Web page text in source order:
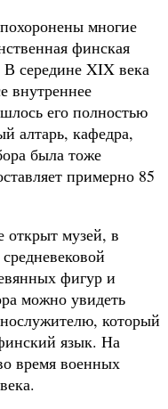
многие
финская
середине XIX века
внутреннее
его полностью
алтарь, кафедра,
была тоже
примерно 85
музей, в
фигур и
можно увидеть
который
язык. На
время военных